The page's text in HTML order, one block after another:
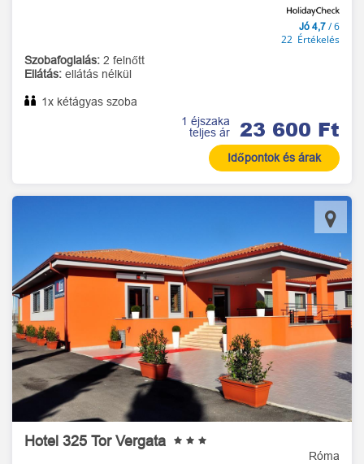
Jó 4,7 / 6
22 Értékelés
Szobafoglalás: 2 felnőtt
Ellátás: ellátás nélkül
1x kétágyas szoba
1 éjszaka
teljes ár
23 600 Ft
Időpontok és árak
Hotel 325 Tor Vergata
Róma